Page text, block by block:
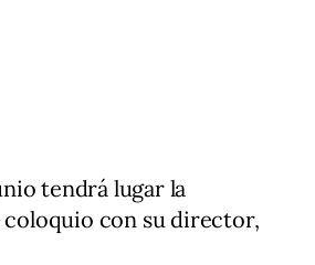
tendrá lugar la
coloquio con su director,